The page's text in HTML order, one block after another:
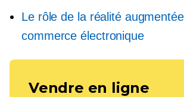
Le rôle de la réalité
commerce électronique
Vendre en ligne